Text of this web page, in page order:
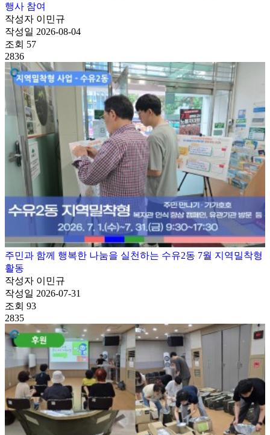
행사 참여
작성자 이민규
작성일 2026-08-04
조회 57
2836
주민과 함께 행복한 나눔을 실천하는 수유2동 7월 지역밀착형
활동
작성자 이민규
작성일 2026-07-31
조회 93
2835